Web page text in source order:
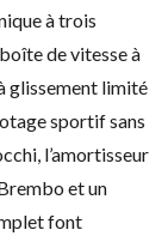
à trois
de vitesse à
glissement limité
sportif sans
l’amortisseur
et un
font